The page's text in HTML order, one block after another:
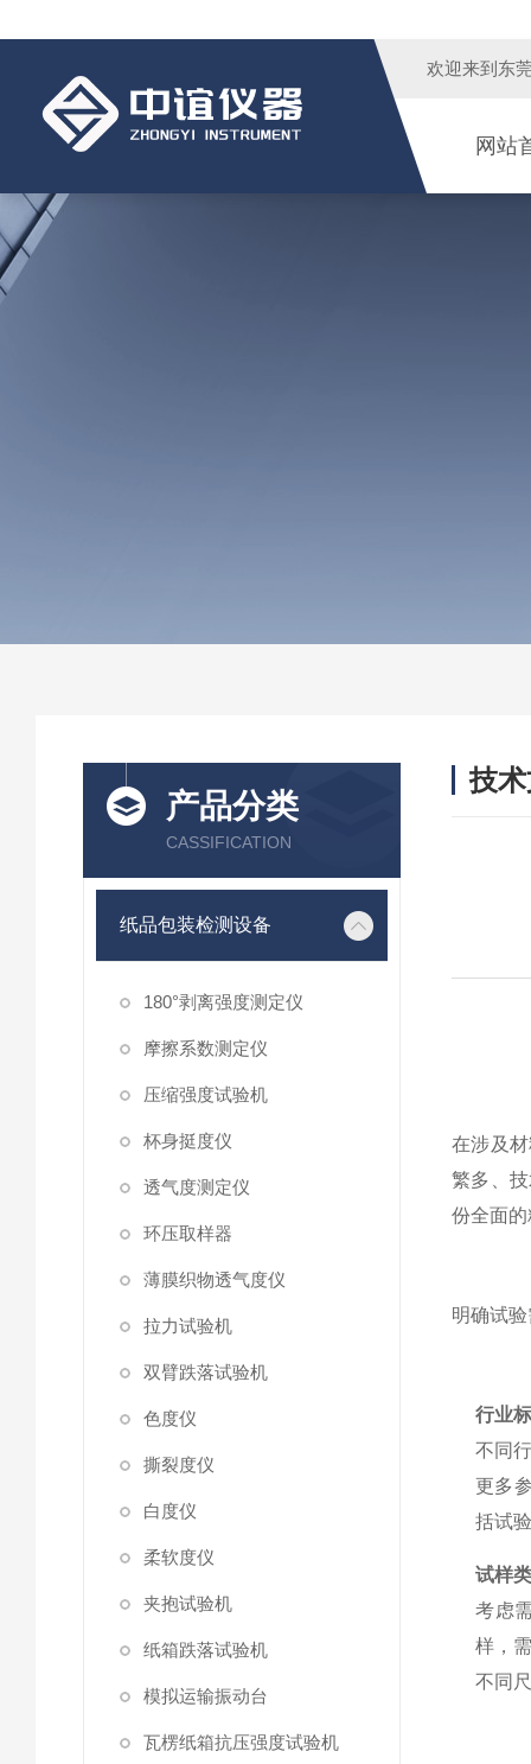
欢迎来到 东
网站
产品分类
CASSIFICATION
纸品包装检测设备
180°剥离强度测定仪
摩擦系数测定仪
压缩强度试验机
杯身挺度仪
透气度测定仪
环压取样器
薄膜织物透气度仪
拉力试验机
双臂跌落试验机
色度仪
撕裂度仪
白度仪
柔软度仪
夹抱试验机
纸箱跌落试验机
模拟运输振动台
瓦楞纸箱抗压强度试验机
技
在涉及
繁多、
份全面
明确试
行业
不同
更多
括试
试样
考虑
样，
不同